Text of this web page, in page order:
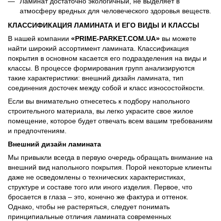
атмосферу вредных для человеческого здоровья веществ.
КЛАССИФИКАЦИЯ ЛАМИНАТА И ЕГО ВИДЫ И КЛАССЫ
В нашей компании «PRIME-PARKET.COM.UA» вы можете
найти широкий ассортимент ламината. Классификация
покрытия в основном касается его подразделения на виды и
классы. В процессе формирования групп анализируются
такие характеристики: внешний дизайн ламината, тип
соединения досточек между собой и класс износостойкости.
Если вы внимательно отнесетесь к подбору напольного
строительного материала, вы легко украсите свое жилое
помещение, которое будет отвечать всем вашим требованиям
и предпочтениям.
Внешний дизайн ламината
Мы привыкли всегда в первую очередь обращать внимание на
внешний вид напольного покрытия. Порой некоторые клиенты
даже не осведомлены о технических характеристиках,
структуре и составе того или иного изделия. Первое, что
бросается в глаза – это, конечно же фактура и оттенок.
Однако, чтобы не растеряться, следует понимать
принципиальные отличия ламината современных